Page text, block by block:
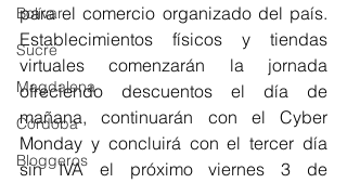
Bolívar
Sucre
Magdalena
Córdoba
Bloggeros
para el comercio organizado del país.
Establecimientos físicos y tiendas
virtuales comenzarán la jornada
ofreciendo descuentos el día de
mañana, continuarán con el Cyber
Monday y concluirá con el tercer día
sin IVA el próximo viernes 3 de